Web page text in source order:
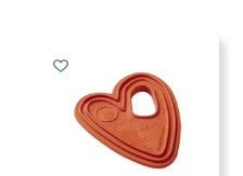
peuvent
être
choisies
sur
la
LICORNES